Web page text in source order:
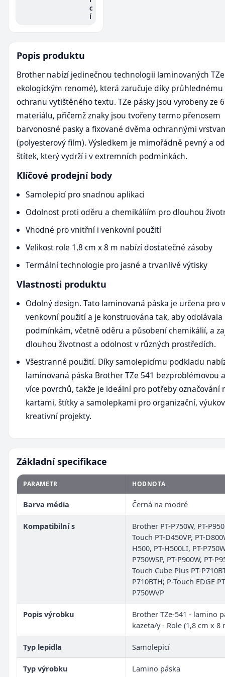
c
í
Popis produktu
Brother nabízí jedinečnou technologii laminovaných
ekologickým renomé), která zaručuje díky
ochranu vytištěného textu. TZe pásky jsou vyrobeny ze
materiálu, přičemž znaky jsou tvořeny termo přenosem
barvonosné pasky a fixované dvěma ochrannými
(polyesterový film). Výsledkem je mimořádně pevný a
štítek, který vydrží i v extremních podmínkách.
Klíčové prodejní body
Samolepicí pro snadnou aplikaci
Odolnost proti oděru a chemikáliím pro dlouhou
Vhodné pro vnitřní i venkovní použití
Velikost role 1,8 cm x 8 m nabízí dostatečné zásoby
Termální technologie pro jasné a trvanlivé výtisky
Vlastnosti produktu
Odolný design. Tato laminovaná páska je určena pro
venkovní použití a je konstruována tak, aby
podmínkám, včetně oděru a působení chemikálií, a
dlouhou životnost a odolnost v různých prostředích.
Všestranné použití. Díky samolepicímu podkladu
laminovaná páska Brother TZe 541 bezproblémovou
více povrchů, takže je ideální pro potřeby označování
kartami, štítky a samolepkami pro organizační,
kreativní projekty.
Základní specifikace
PARAMETR HODNOTA
Barva média Černá na modré
Kompatibilní s
Brother PT-P750W, PT-
Touch PT-D450VP, PT-
H500, PT-H500LI, PT-
P750WSP, PT-P900W, PT-
Touch Cube Plus PT-
P710BTH; P-Touch EDGE
P750WVP
Popis výrobku
Brother TZe-541 - lamino
kazeta/y - Role (1,8 cm x 8
Typ lepidla Samolepicí
Typ výrobku Lamino páska